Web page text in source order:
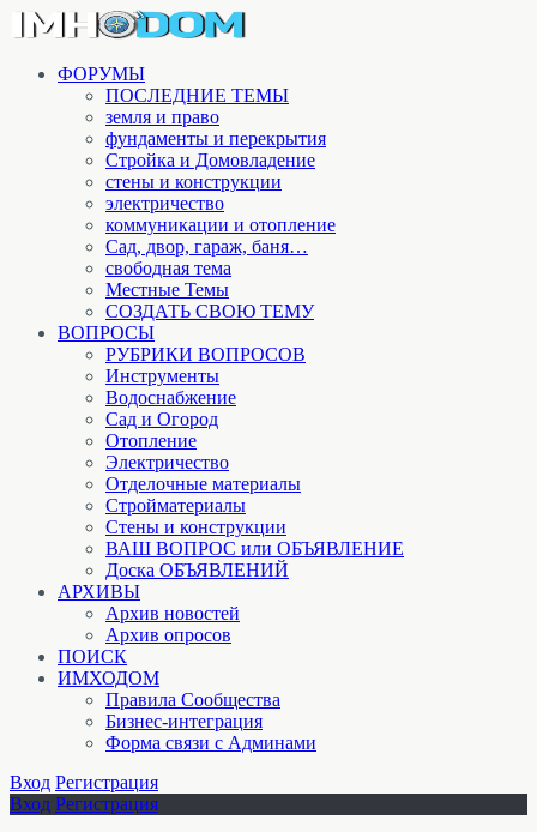
ФОРУМЫ
ПОСЛЕДНИЕ ТЕМЫ
земля и право
фундаменты и перекрытия
Стройка и Домовладение
стены и конструкции
электричество
коммуникации и отопление
Cад, двор, гараж, баня…
свободная тема
Местные Темы
СОЗДАТЬ СВОЮ ТЕМУ
ВОПРОСЫ
РУБРИКИ ВОПРОСОВ
Инструменты
Водоснабжение
Сад и Огород
Отопление
Электричество
Отделочные материалы
Стройматериалы
Стены и конструкции
ВАШ ВОПРОС или ОБЪЯВЛЕНИЕ
Доска ОБЪЯВЛЕНИЙ
АРХИВЫ
Архив новостей
Архив опросов
ПОИСК
ИМХОДОМ
Правила Сообщества
Бизнес-интеграция
Форма связи с Админами
Вход Регистрация
Вход Регистрация